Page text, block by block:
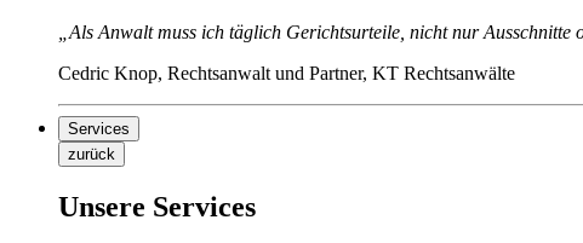
„Als Anwalt muss ich täglich Gerichtsurteile, nicht nur
Cedric Knop, Rechtsanwalt und Partner, KT Rechtsanwälte
Services
zurück
Unsere Services